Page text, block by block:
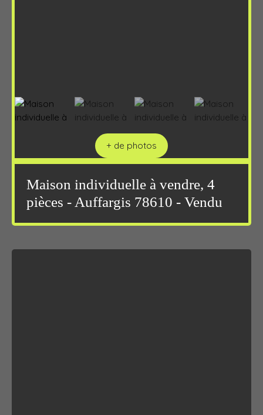
+ de photos
Maison individuelle à vendre, 4
pièces - Auffargis 78610 - Vendu